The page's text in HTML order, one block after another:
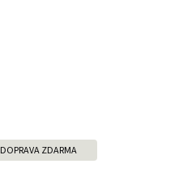
DOPRAVA ZDARMA